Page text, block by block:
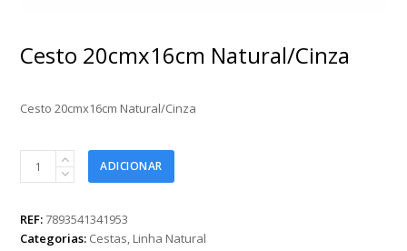
Cesto 20cmx16cm Natural/Cinza
Cesto 20cmx16cm Natural/Cinza
20cmx16cm
quantidade
ADICIONAR
REF:7893541341953
Categorias: Cestas, Linha Natural